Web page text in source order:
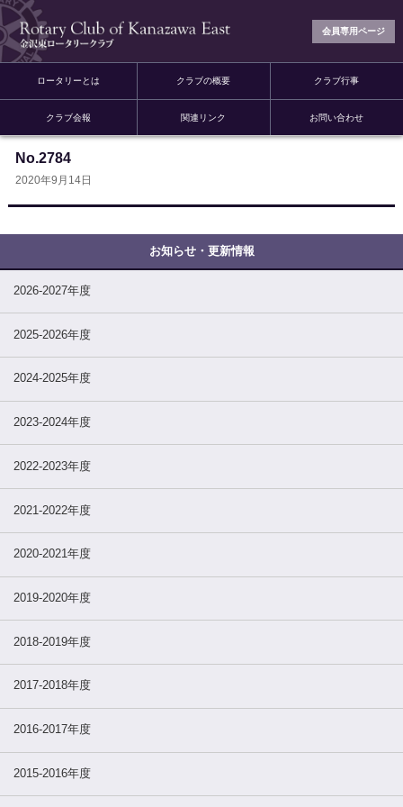
会員専用ページ
ロータリーとは クラブの概要 クラブ行事
クラブ会報 関連リンク お問い合わせ
No.2784
2020年9月14日
2026-2027年度
2025-2026年度
2024-2025年度
2023-2024年度
2022-2023年度
2021-2022年度
2020-2021年度
2019-2020年度
2018-2019年度
2017-2018年度
2016-2017年度
2015-2016年度